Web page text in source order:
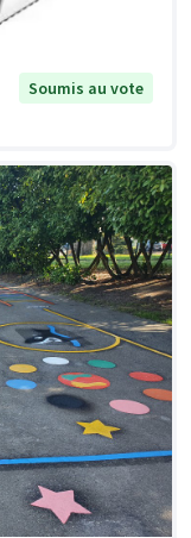
Soumis au vote